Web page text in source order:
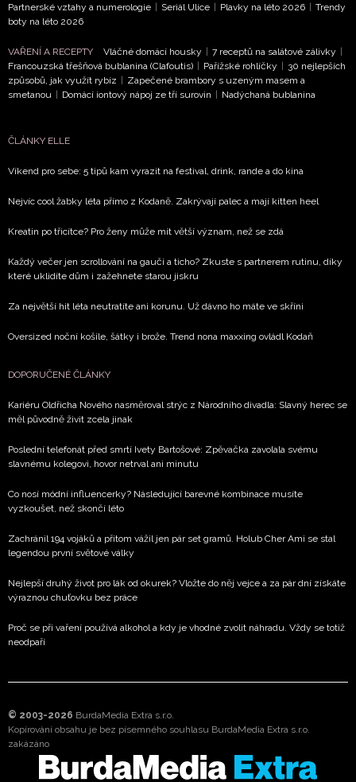
Partnerské vztahy a numerologie
Seriál Ulice Plavky na léto 2026
Trendy
boty na léto 2026
VAŘENÍ A RECEPTY Vláčné domácí housky 7 receptů na salátové zálivky
Francouzská třešňová bublanina (Clafoutis)
Pařížské rohlíčky
30 nejlepších
způsobů, jak využít rybíz
Zapečené brambory s uzeným masem a
smetanou
Domácí iontový nápoj ze tří surovin Nadýchaná bublanina
ČLÁNKY ELLE
Víkend pro sebe: 5 tipů kam vyrazit na festival, drink, rande a do kina
Nejvíc cool žabky léta přímo z Kodaně. Zakrývají palec a mají kitten heel
Kreatin po třicítce? Pro ženy může mít větší význam, než se zdá
Každý večer jen scrollování na gauči a ticho? Zkuste s partnerem rutinu, díky
které uklidíte dům i zažehnete starou jiskru
Za největší hit léta neutratíte ani korunu. Už dávno ho máte ve skříni
Oversized noční košile, šátky i brože. Trend nona maxxing ovládl Kodaň
DOPORUČENÉ ČLÁNKY
Kariéru Oldřicha Nového nasměroval strýc z Národního divadla: Slavný herec se
měl původně živit zcela jinak
Poslední telefonát před smrtí Ivety Bartošové: Zpěvačka zavolala svému
slavnému kolegovi, hovor netrval ani minutu
Co nosí módní influencerky? Následující barevné kombinace musíte
vyzkoušet, než skončí léto
Zachránil 194 vojáků a přitom vážil jen pár set gramů. Holub Cher Ami se stal
legendou první světové války
Nejlepší druhý život pro lák od okurek? Vložte do něj vejce a za pár dní získáte
výraznou chuťovku bez práce
Proč se při vaření používá alkohol a kdy je vhodné zvolit náhradu. Vždy se totiž
neodpaří
© 2003-2026 BurdaMedia Extra s.r.o.
Kopírování obsahu je bez písemného souhlasu BurdaMedia Extra s.r.o.
zakázáno